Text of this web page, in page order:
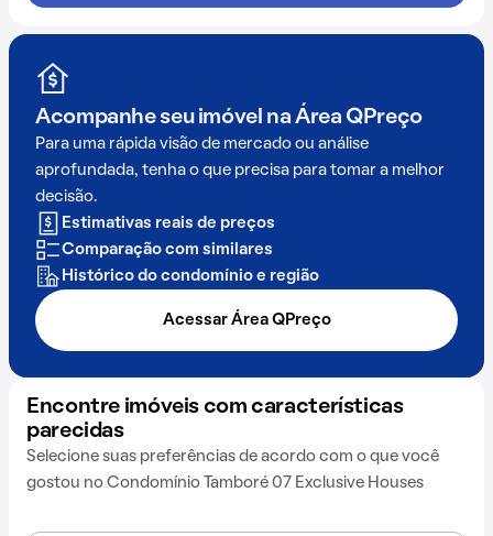
Acompanhe seu imóvel na Área QPreço
Para uma rápida visão de mercado ou análise
aprofundada, tenha o que precisa para tomar a melhor
decisão.
Estimativas reais de preços
Comparação com similares
Histórico do condomínio e região
Acessar Área QPreço
Encontre imóveis com características
parecidas
Selecione suas preferências de acordo com o que você
gostou no Condomínio Tamboré 07 Exclusive Houses